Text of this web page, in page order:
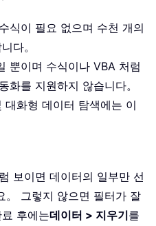
식이 필요 없으며 수천 개의
다。
뿐이며 수식이나 VBA 처럼
화를 지원하지 않습니다。
화형 데이터 탐색에는 이
보이면 데이터의 일부만 선
。 그렇지 않으면 필터가 잘
후에는데이터 > 지우기를